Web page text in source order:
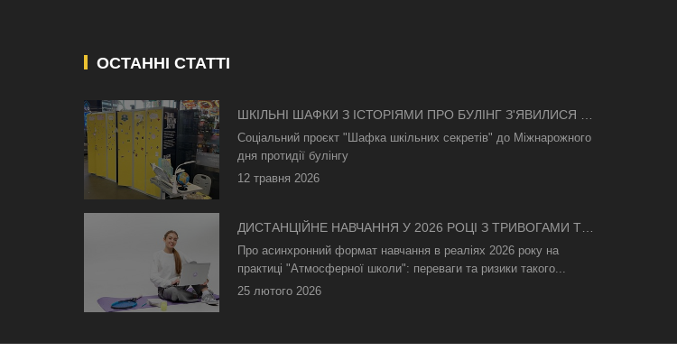
ОСТАННІ СТАТТІ
ШКІЛЬНІ ШАФКИ З ІСТОРІЯМИ ПРО БУЛІНГ З'ЯВИЛИСЯ В
КИЄВІ
Соціальний проєкт "Шафка шкільних секретів" до Міжнарожного
дня протидії булінгу
12 травня 2026
ДИСТАНЦІЙНЕ НАВЧАННЯ У 2026 РОЦІ З ТРИВОГАМИ ТА
БЕЗ СВІТЛА: ЯК АСИНХРОННИЙ ФОРМАТ РЯТУЄ
ОСВІТНІЙ ПРОЦЕС
Про асинхронний формат навчання в реаліях 2026 року на
практиці "Атмосферної школи": переваги та ризики такого...
25 лютого 2026